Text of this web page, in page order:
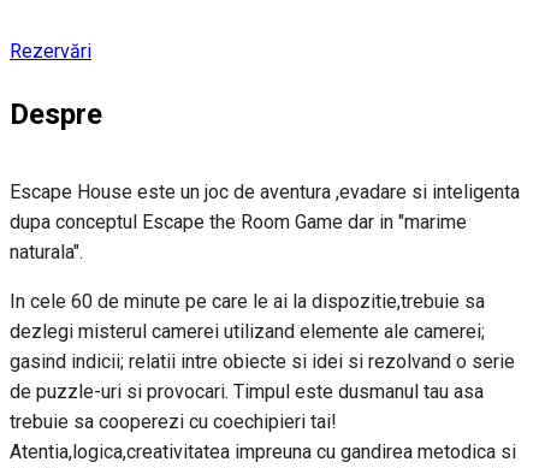
Rezervări
Despre
Escape House este un joc de aventura ,evadare si inteligenta
dupa conceptul Escape the Room Game dar in "marime
naturala".
In cele 60 de minute pe care le ai la dispozitie,trebuie sa
dezlegi misterul camerei utilizand elemente ale camerei;
gasind indicii; relatii intre obiecte si idei si rezolvand o serie
de puzzle-uri si provocari. Timpul este dusmanul tau asa
trebuie sa cooperezi cu coechipieri tai!
Atentia,logica,creativitatea impreuna cu gandirea metodica si